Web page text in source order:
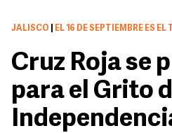
JALISCO EL 16 DE SEPTIEMBRE ES
Cruz Roja se
para el Grito